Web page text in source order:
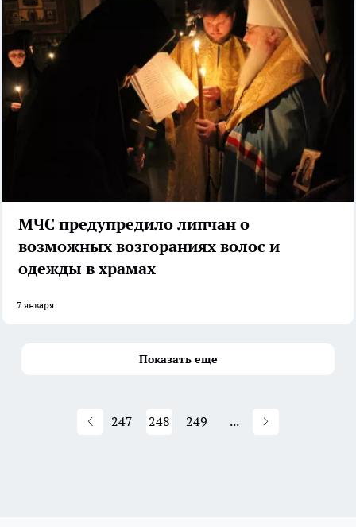
МЧС предупредило липчан о
возможных возгораниях волос и
одежды в храмах
7 января
Показать еще
247 248 249 ...